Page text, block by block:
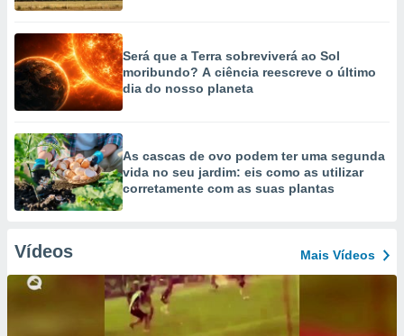
Será que a Terra sobreviverá ao Sol
moribundo? A ciência reescreve o último
dia do nosso planeta
As cascas de ovo podem ter uma segunda
vida no seu jardim: eis como as utilizar
corretamente com as suas plantas
Vídeos Mais Vídeos